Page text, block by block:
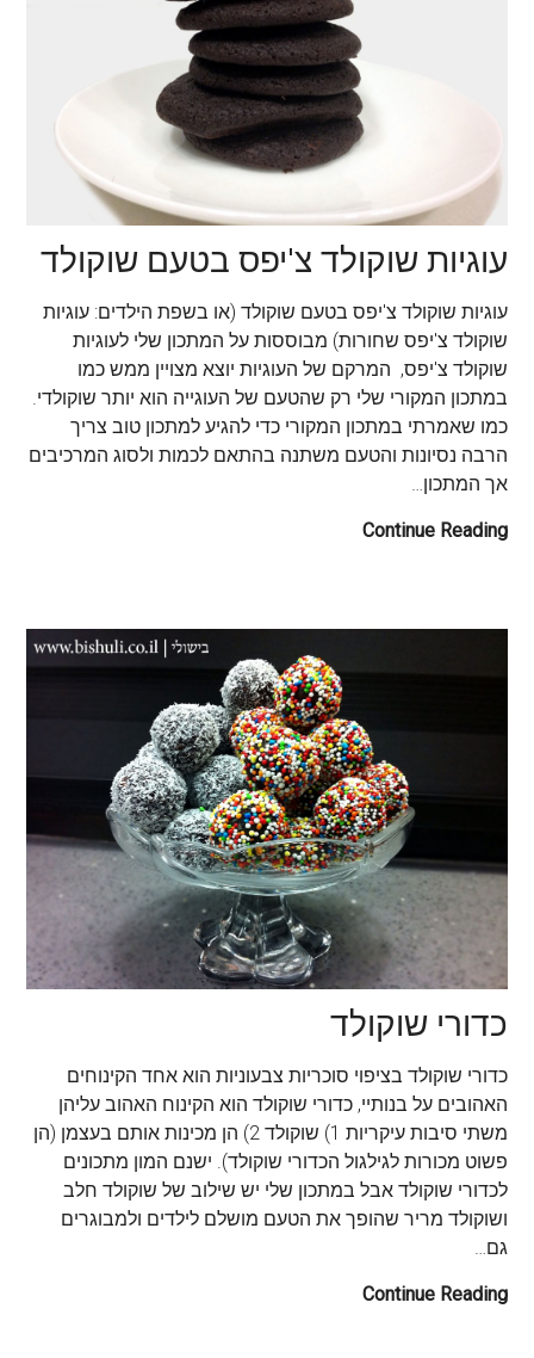
עוגיות שוקולד צ'יפס בטעם שוקולד
עוגיות שוקולד צ'יפס בטעם שוקולד (או בשפת הילדים: עוגיות
שוקולד צ'יפס שחורות) מבוססות על המתכון שלי לעוגיות
שוקולד צ'יפס, המרקם של העוגיות יוצא מצויין ממש כמו
במתכון המקורי שלי רק שהטעם של העוגייה הוא יותר שוקולדי.
כמו שאמרתי במתכון המקורי כדי להגיע למתכון טוב צריך
הרבה נסיונות והטעם משתנה בהתאם לכמות ולסוג המרכיבים
אך המתכון…
Continue Reading
כדורי שוקולד
כדורי שוקולד בציפוי סוכריות צבעוניות הוא אחד הקינוחים
האהובים על בנותיי, כדורי שוקולד הוא הקינוח האהוב עליהן
משתי סיבות עיקריות 1) שוקולד 2) הן מכינות אותם בעצמן (הן
פשוט מכורות לגילגול הכדורי שוקולד). ישנם המון מתכונים
לכדורי שוקולד אבל במתכון שלי יש שילוב של שוקולד חלב
ושוקולד מריר שהופך את הטעם מושלם לילדים ולמבוגרים
גם…
Continue Reading